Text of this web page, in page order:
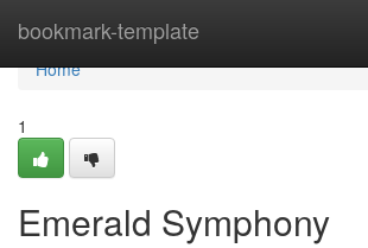
bookmark-template
Home
Home
1
Emerald Symphony